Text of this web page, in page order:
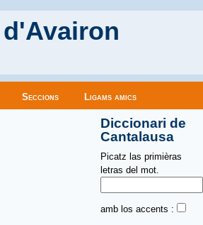
Seccions Ligams amics
Diccionari de
Cantalausa
Picatz las primièras
letras del mot.
amb los accents :